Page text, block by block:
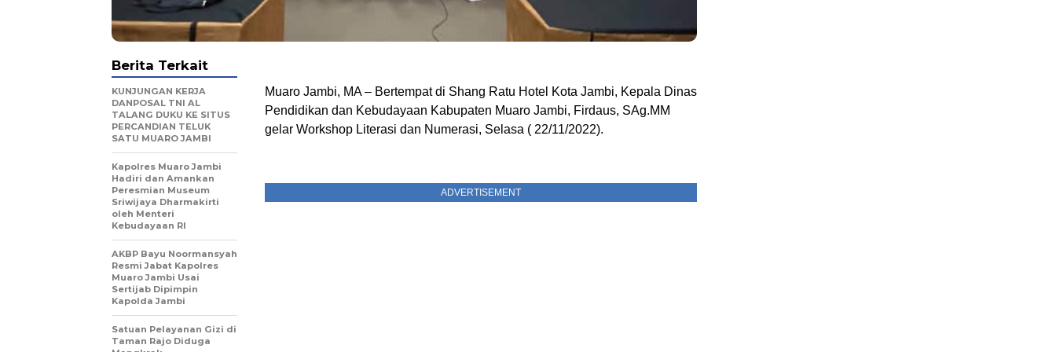
Muaro Jambi, MA – Bertempat di Shang Ratu Hotel Kota Jambi, Kepala Dinas
Pendidikan dan Kebudayaan Kabupaten Muaro Jambi, Firdaus, SAg.MM
gelar Workshop Literasi dan Numerasi, Selasa ( 22/11/2022).
ADVERTISEMENT
Berita Terkait
KUNJUNGAN KERJA
DANPOSAL TNI AL
TALANG DUKU KE SITUS
PERCANDIAN TELUK
SATU MUARO JAMBI
Kapolres Muaro Jambi
Hadiri dan Amankan
Peresmian Museum
Sriwijaya Dharmakirti
oleh Menteri
Kebudayaan RI
AKBP Bayu Noormansyah
Resmi Jabat Kapolres
Muaro Jambi Usai
Sertijab Dipimpin
Kapolda Jambi
Satuan Pelayanan Gizi di
Taman Rajo Diduga